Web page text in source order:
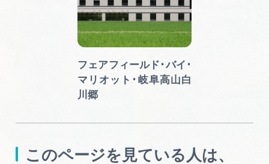
フェアフィールド･バイ･
マリオット･岐阜高山白
川郷
このページを見ている人は、